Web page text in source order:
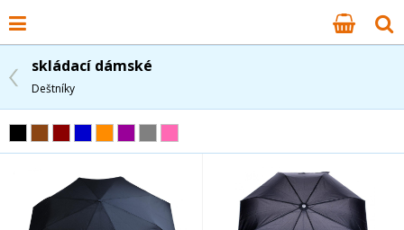
skládací dámské
Deštníky